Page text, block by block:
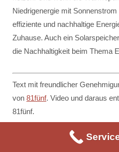
Niedrigenergie mit
effiziente und nachhaltige
Zuhause. Auch ein
die Nachhaltigkeit beim Thema
Text mit freundlicher
von 81fünf. Video und daraus
81fünf.